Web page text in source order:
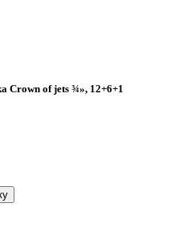
Crown of jets ¾», 12+6+1